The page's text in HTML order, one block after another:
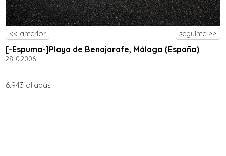
<< anterior seguinte >>
[-Espuma-]Playa de Benajarafe, Málaga (España)
28.10.2006
6.943 olladas